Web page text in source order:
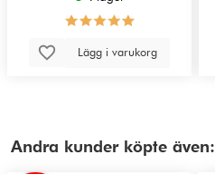
Lägg i varukorg
Andra kunder köpte även: